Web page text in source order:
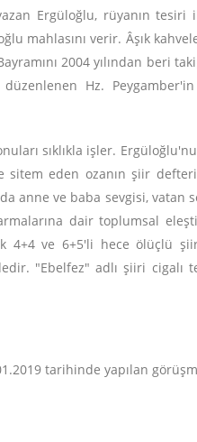
Ergüloğlu, rüyanın
mahlasını verir. Âşık
2004 yılından beri
Hz.
sıklıkla işler.
eden ozanın şiir
anne ve baba sevgisi, vatan
dair toplumsal
4+4 ve 6+5'li hece ölüçlü
"Ebelfez" adlı şiiri cigalı
tarihinde yapılan